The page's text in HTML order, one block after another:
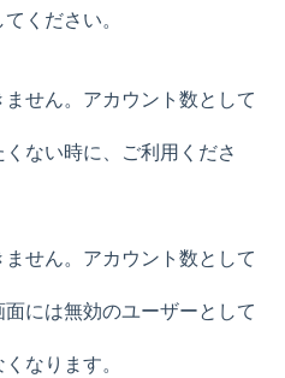
ください。
せん。アカウント数として
ない時に、ご利用くださ
せん。アカウント数として
には無効のユーザーとして
なります。